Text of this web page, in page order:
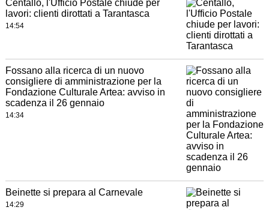
Centallo, l'Ufficio Postale chiude per
lavori: clienti dirottati a Tarantasca
14:54
Fossano alla ricerca di un nuovo
consigliere di amministrazione per la
Fondazione Culturale Artea: avviso in
scadenza il 26 gennaio
14:34
Beinette si prepara al Carnevale
14:29